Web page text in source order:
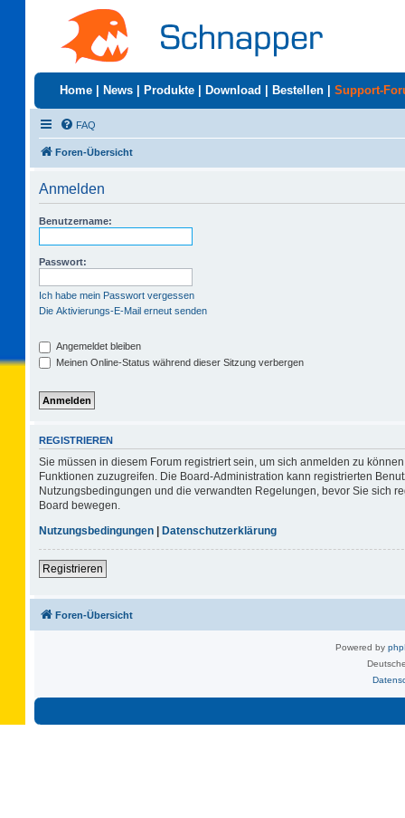
Home News Produkte Download Bestellen Support-
FAQ
Foren-Übersicht
Anmelden
Benutzername:
Passwort:
Ich habe mein Passwort vergessen
Die Aktivierungs-E-Mail erneut senden
Angemeldet bleiben
Meinen Online-Status während dieser Sitzung verbergen
REGISTRIEREN
Sie müssen in diesem Forum registriert sein, um sich anmelden zu
Funktionen zuzugreifen. Die Board-Administration kann registrierten
Nutzungsbedingungen und die verwandten Regelungen, bevor Sie sich
Board bewegen.
Nutzungsbedingungen | Datenschutzerklärung
Registrieren
Foren-Übersicht
Powered by